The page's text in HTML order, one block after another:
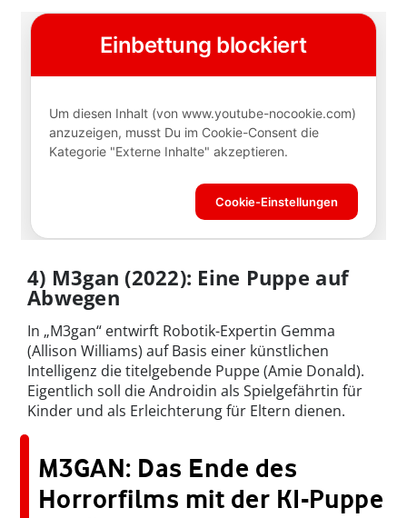
4) M3gan (2022): Eine Puppe auf
Abwegen
In „M3gan“ entwirft Robotik-Expertin Gemma
(Allison Williams) auf Basis einer künstlichen
Intelligenz die titelgebende Puppe (Amie Donald).
Eigentlich soll die Androidin als Spielgefährtin für
Kinder und als Erleichterung für Eltern dienen.
M3GAN: Das Ende des
Horrorfilms mit der KI-Puppe